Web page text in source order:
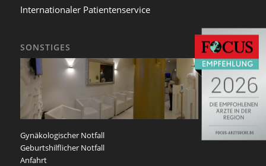
Internationaler Patientenservice
SONSTIGES
Gynäkologischer Notfall
Geburtshilflicher Notfall
Anfahrt